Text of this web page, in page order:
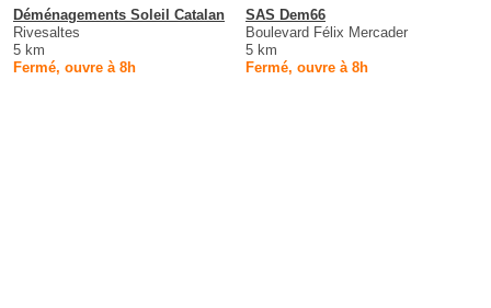
Déménagements Soleil Catalan
Rivesaltes
5 km
Fermé, ouvre à 8h
SAS Dem66
Boulevard Félix Mercader
5 km
Fermé, ouvre à 8h